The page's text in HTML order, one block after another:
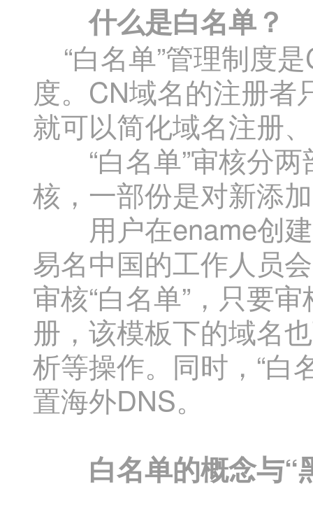
什么是白名单？
“白名单”管理制度
度。CN域名的注册者
就可以简化域名注册
“白名单”审核分两
核，一部份是对新添
用户在ename创建
易名中国的工作人员
审核“白名单”，只要
册，该模板下的域名
析等操作。同时，“白
置海外DNS。
白名单的概念与“